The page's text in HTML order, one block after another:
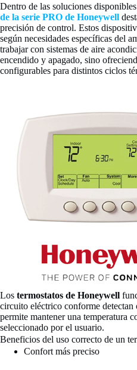
Dentro de las soluciones
de la serie PRO de Honeywell
precisión de control. Estos
según necesidades específicas del
trabajar con sistemas de aire
encendido y apagado, sino
configurables para distintos ciclos
Los termostatos de Honeywell
circuito eléctrico conforme detectan
permite mantener una temperatura
seleccionado por el usuario.
Beneficios del uso correcto de un
Confort más preciso